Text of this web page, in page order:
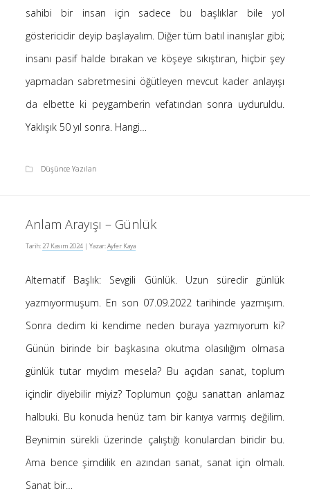
sahibi bir insan için sadece bu başlıklar bile yol
göstericidir deyip başlayalım. Diğer tüm batıl inanışlar gibi;
insanı pasif halde bırakan ve köşeye sıkıştıran, hiçbir şey
yapmadan sabretmesini öğütleyen mevcut kader anlayışı
da elbette ki peygamberin vefatından sonra uyduruldu.
Yaklışık 50 yıl sonra. Hangi…
Düşünce Yazıları
Anlam Arayışı – Günlük
Tarih: 27 Kasım 2024 | Yazar:Ayfer Kaya
Alternatif Başlık: Sevgili Günlük. Uzun süredir günlük
yazmıyormuşum. En son 07.09.2022 tarihinde yazmışım.
Sonra dedim ki kendime neden buraya yazmıyorum ki?
Günün birinde bir başkasına okutma olasılığım olmasa
günlük tutar mıydım mesela? Bu açıdan sanat, toplum
içindir diyebilir miyiz? Toplumun çoğu sanattan anlamaz
halbuki. Bu konuda henüz tam bir kanıya varmış değilim.
Beynimin sürekli üzerinde çalıştığı konulardan biridir bu.
Ama bence şimdilik en azından sanat, sanat için olmalı.
Sanat bir…